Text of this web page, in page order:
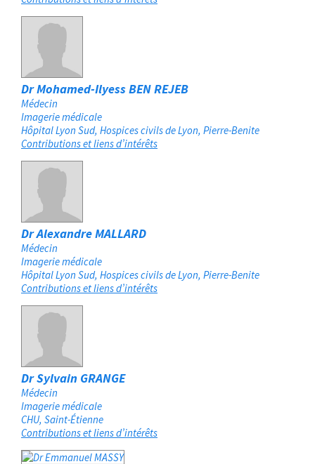
Dr Mohamed-Ilyess BEN REJEB
Médecin
Imagerie médicale
Hôpital Lyon Sud, Hospices civils de Lyon Pierre-Benite
Contributions et liens d’intérêts
Dr Alexandre MALLARD
Médecin
Imagerie médicale
Hôpital Lyon Sud, Hospices civils de Lyon Pierre-Benite
Contributions et liens d’intérêts
Dr Sylvain GRANGE
Médecin
Imagerie médicale
CHU Saint-Étienne
Contributions et liens d’intérêts